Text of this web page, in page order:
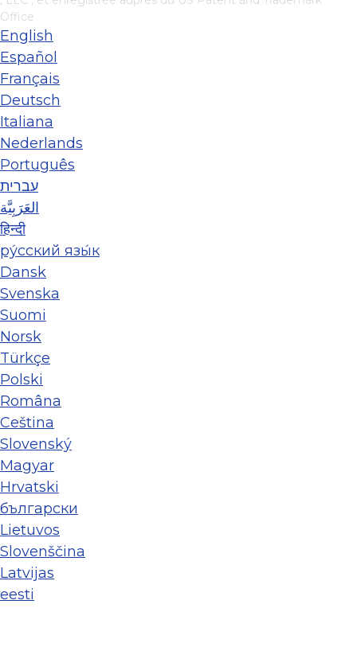
Office
English
Español
Français
Deutsch
Italiana
Nederlands
Português
עברית
العَرَبِيَّة
हिन्दी
ру́сский язы́к
Dansk
Svenska
Suomi
Norsk
Türkçe
Polski
Româna
Ceština
Slovenský
Magyar
Hrvatski
български
Lietuvos
Slovenščina
Latvijas
eesti